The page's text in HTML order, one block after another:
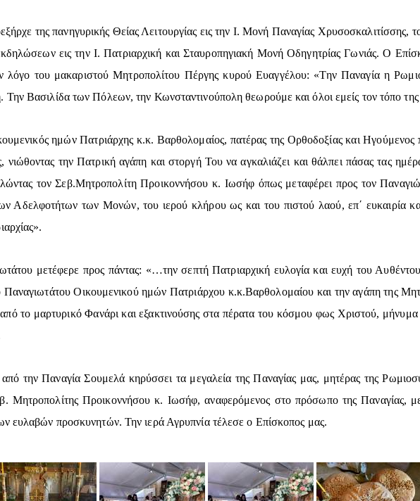
της πανηγυρικής Θείας Λειτουργίας εις την Ι. Μονή Παναγίας Χρυσοσκαλιτίσσης,
εις την Ι. Πατριαρχική και Σταυροπηγιακή Μονή Οδηγητρίας Γωνιάς. Ο
λόγο του μακαριστού Μητροπολίτου Πέργης κυρού Ευαγγέλου: «Την Παναγία η
Βασιλίδα των Πόλεων, την Κωνσταντινούπολη θεωρούμε και όλοι εμείς τον τόπο
ημών Πατριάρχης κ.κ. Βαρθολομαίος, πατέρας της Ορθοδοξίας και
την Πατρική αγάπη και στοργή Του να αγκαλιάζει και θάλπει πάσας τας
τον Σεβ.Μητροπολίτη Προικοννήσου κ. Ιωσήφ όπως μεταφέρει προς τον
Αδελφοτήτων των Μονών, του ιερού κλήρου ως και του πιστού λαού, επ΄ ευκαιρία
μετέφερε προς πάντας: «…την σεπτή Πατριαρχική ευλογία και ευχή του
Παναγιωτάτου Οικουμενικού ημών Πατριάρχου κ.κ.Βαρθολομαίου και την αγάπη της
το μαρτυρικό Φανάρι και εξακτινούσης στα πέρατα του κόσμου φως Χριστού, μήνυμα
την Παναγία Σουμελά κηρύσσει τα μεγαλεία της Παναγίας μας, μητέρας της
Μητροπολίτης Προικοννήσου κ. Ιωσήφ, αναφερόμενος στο πρόσωπο της Παναγίας, με
ευλαβών προσκυνητών. Την ιερά Αγρυπνία τέλεσε ο Επίσκοπος μας.